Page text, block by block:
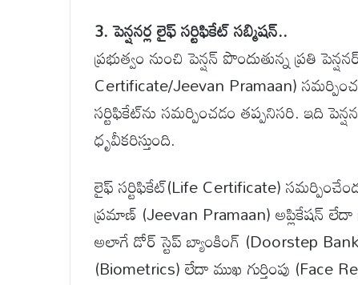
3. పెన్షనర్ల లైఫ్ సర్టిఫికేట్ సబ్మిషన్..
ప్రభుత్వం నుంచి పెన్షన్ పొందుతున్న ప్రతి
Certificate/Jeevan Pramaan)
సర్టిఫికేట్‌ను సమర్పించడం తప్పనిసరి. ఇది
ధృవీకరిస్తుంది.
లైఫ్ సర్టిఫికేట్(Life Certificate)
ప్రమాణ్ (Jeevan Pramaan) అప్లికేషన్
అలాగే డోర్ స్టెప్ బ్యాంకింగ్ (Doorstep
(Biometrics) లేదా ముఖ గుర్తింపు (Face